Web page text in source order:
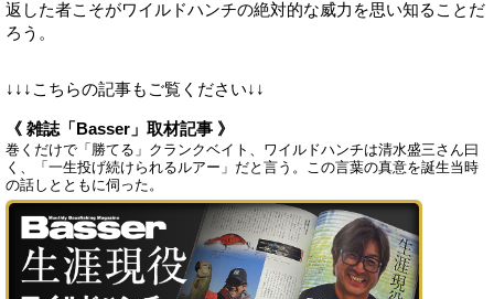
返した者こそがワイルドハンチの絶対的な威力を思い知ることだ
ろう。
↓↓↓こちらの記事もご覧ください↓↓
《 雑誌「Basser」取材記事 》
巻くだけで「勝てる」クランクベイト、ワイルドハンチは清水盛三さん曰
く、「一生投げ続けられるルアー」だと言う。この言葉の真意を誕生当時
の話しとともに伺った。